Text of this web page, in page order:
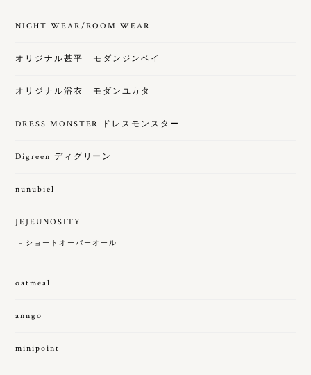
NIGHT WEAR/ROOM WEAR
オリジナル甚平 モダンジンベイ
オリジナル浴衣 モダンユカタ
DRESS MONSTER ドレスモンスター
Digreen ディグリーン
nunubiel
JEJEUNOSITY
ショートオーバーオール
oatmeal
anngo
minipoint